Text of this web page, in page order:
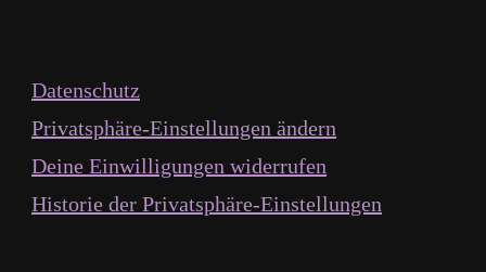
Datenschutz
Privatsphäre-Einstellungen ändern
Deine Einwilligungen widerrufen
Historie der Privatsphäre-Einstellungen